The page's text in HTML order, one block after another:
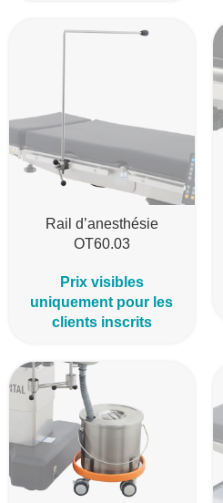
Rail d’anesthésie
OT60.03
Prix visibles
uniquement pour les
clients inscrits